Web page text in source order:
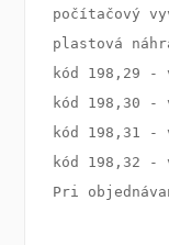
počítačový
plastová
kód 198,29
kód 198,30
kód 198,31
kód 198,32